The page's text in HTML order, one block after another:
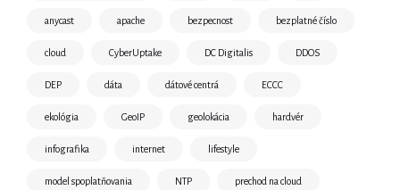
anycast apache bezpecnost bezplatné číslo
cloud CyberUptake DC Digitalis DDOS
DEP dáta dátové centrá ECCC
ekológia GeoIP geolokácia hardvér
infografika internet lifestyle
model spoplatňovania NTP prechod na cloud